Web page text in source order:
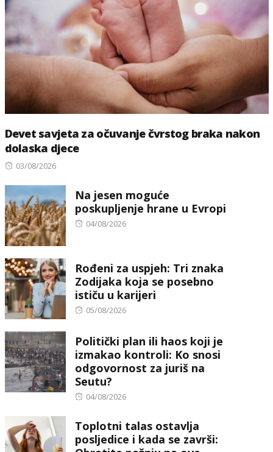
Devet savjeta za očuvanje čvrstog braka nakon
dolaska djece
Posted
03/08/2026
Na jesen moguće
poskupljenje hrane u Evropi
Posted
04/08/2026
Rođeni za uspjeh: Tri znaka
Zodijaka koja se posebno
ističu u karijeri
Posted
05/08/2026
Politički plan ili haos koji je
izmakao kontroli: Ko snosi
odgovornost za juriš na
Seutu?
Posted
04/08/2026
Toplotni talas ostavlja
posljedice i kada se završi: